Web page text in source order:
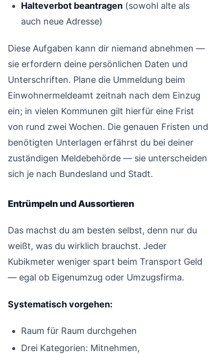
Halteverbot beantragen (sowohl alte als
auch neue Adresse)
Diese Aufgaben kann dir niemand abnehmen —
sie erfordern deine persönlichen Daten und
Unterschriften. Plane die Ummeldung beim
Einwohnermeldeamt zeitnah nach dem Einzug
ein; in vielen Kommunen gilt hierfür eine Frist
von rund zwei Wochen. Die genauen Fristen und
benötigten Unterlagen erfährst du bei deiner
zuständigen Meldebehörde — sie unterscheiden
sich je nach Bundesland und Stadt.
Entrümpeln und Aussortieren
Das machst du am besten selbst, denn nur du
weißt, was du wirklich brauchst. Jeder
Kubikmeter weniger spart beim Transport Geld
— egal ob Eigenumzug oder Umzugsfirma.
Systematisch vorgehen:
Raum für Raum durchgehen
Drei Kategorien: Mitnehmen,